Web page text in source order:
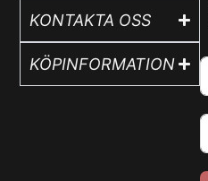
KONTAKTA OSS
KÖPINFORMATION